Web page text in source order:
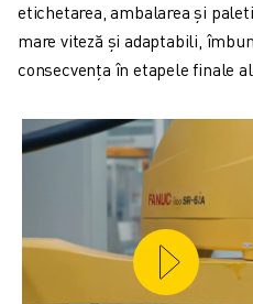
etichetarea, ambalarea și
mare viteză și adaptabili,
consecvența în etapele finale